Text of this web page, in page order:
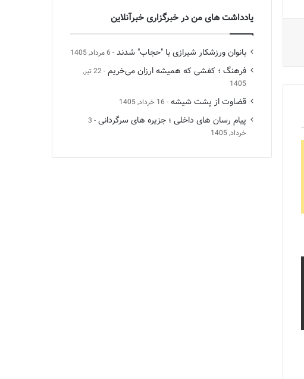
یادداشت های من در خبرگزاری خبرآنلاین
بانوان ورزشکار شیرازی با "حجاب" شدند 6 مرداد, 1405
فرهنگ ؛ کفشی که همیشه ارزان می‌خریم
22 تیر,
1405
قضاوت از پشت شیشه 16 خرداد, 1405
پیام رسان های داخلی ؛ جزیره های سرگردانی 3
خرداد, 1405